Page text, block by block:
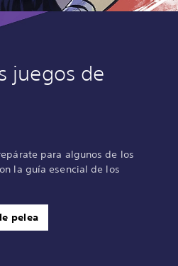
juegos de
para algunos de los
la guía esencial de los
pelea